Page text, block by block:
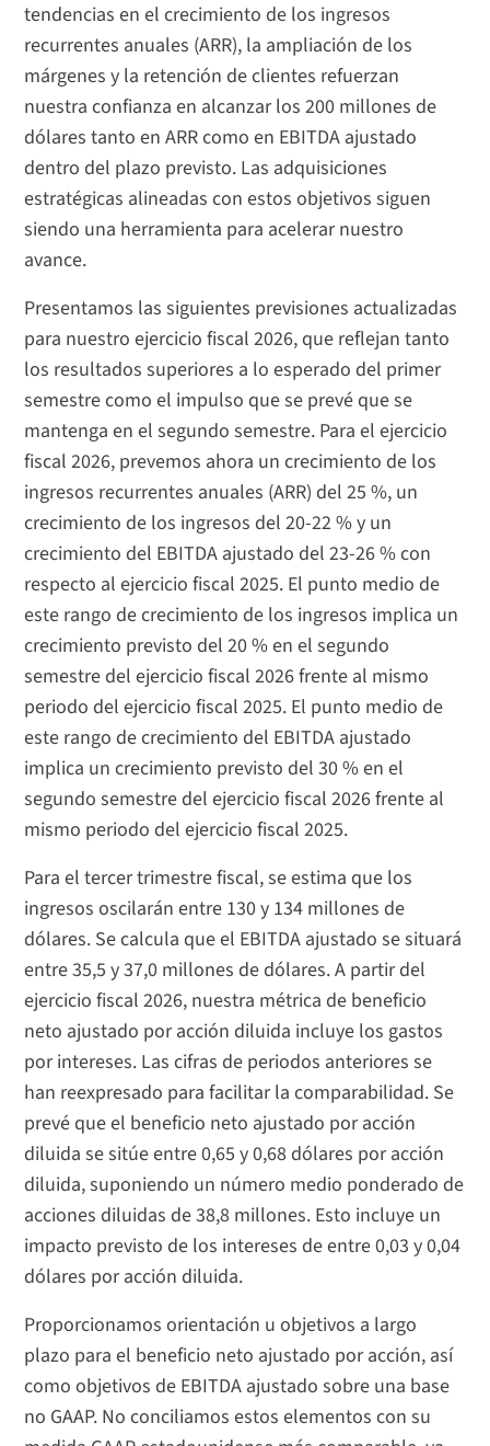
tendencias en el crecimiento de los ingresos
recurrentes anuales (ARR), la ampliación de los
márgenes y la retención de clientes refuerzan
nuestra confianza en alcanzar los 200 millones de
dólares tanto en ARR como en EBITDA ajustado
dentro del plazo previsto. Las adquisiciones
estratégicas alineadas con estos objetivos siguen
siendo una herramienta para acelerar nuestro
avance.
Presentamos las siguientes previsiones actualizadas
para nuestro ejercicio fiscal 2026, que reflejan tanto
los resultados superiores a lo esperado del primer
semestre como el impulso que se prevé que se
mantenga en el segundo semestre. Para el ejercicio
fiscal 2026, prevemos ahora un crecimiento de los
ingresos recurrentes anuales (ARR) del 25 %, un
crecimiento de los ingresos del 20-22 % y un
crecimiento del EBITDA ajustado del 23-26 % con
respecto al ejercicio fiscal 2025. El punto medio de
este rango de crecimiento de los ingresos implica un
crecimiento previsto del 20 % en el segundo
semestre del ejercicio fiscal 2026 frente al mismo
periodo del ejercicio fiscal 2025. El punto medio de
este rango de crecimiento del EBITDA ajustado
implica un crecimiento previsto del 30 % en el
segundo semestre del ejercicio fiscal 2026 frente al
mismo periodo del ejercicio fiscal 2025.
Para el tercer trimestre fiscal, se estima que los
ingresos oscilarán entre 130 y 134 millones de
dólares. Se calcula que el EBITDA ajustado se situará
entre 35,5 y 37,0 millones de dólares. A partir del
ejercicio fiscal 2026, nuestra métrica de beneficio
neto ajustado por acción diluida incluye los gastos
por intereses. Las cifras de periodos anteriores se
han reexpresado para facilitar la comparabilidad. Se
prevé que el beneficio neto ajustado por acción
diluida se sitúe entre 0,65 y 0,68 dólares por acción
diluida, suponiendo un número medio ponderado de
acciones diluidas de 38,8 millones. Esto incluye un
impacto previsto de los intereses de entre 0,03 y 0,04
dólares por acción diluida.
Proporcionamos orientación u objetivos a largo
plazo para el beneficio neto ajustado por acción, así
como objetivos de EBITDA ajustado sobre una base
no GAAP. No conciliamos estos elementos con su